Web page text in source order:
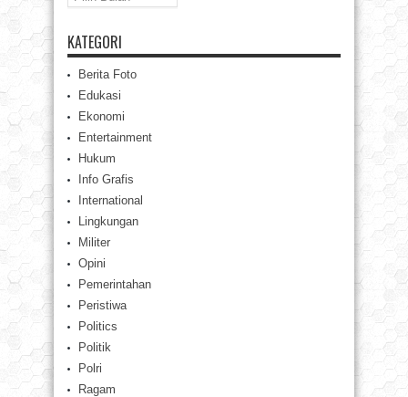
KATEGORI
Berita Foto
Edukasi
Ekonomi
Entertainment
Hukum
Info Grafis
International
Lingkungan
Militer
Opini
Pemerintahan
Peristiwa
Politics
Politik
Polri
Ragam